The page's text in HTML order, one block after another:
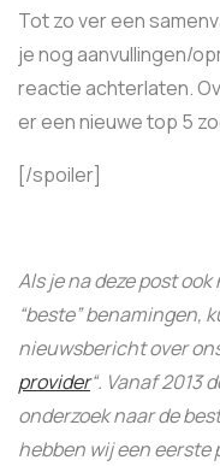
Tot zo ver een
je nog aanvullingen/
reactie achterlaten.
er een nieuwe top 5
[/spoiler]
Als je na deze post
“beste” benamingen,
nieuwsbericht over
provider“. Vanaf 2013
onderzoek naar de
hebben wij een eerste